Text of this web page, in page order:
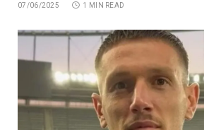
07/06/2025 1 MIN READ